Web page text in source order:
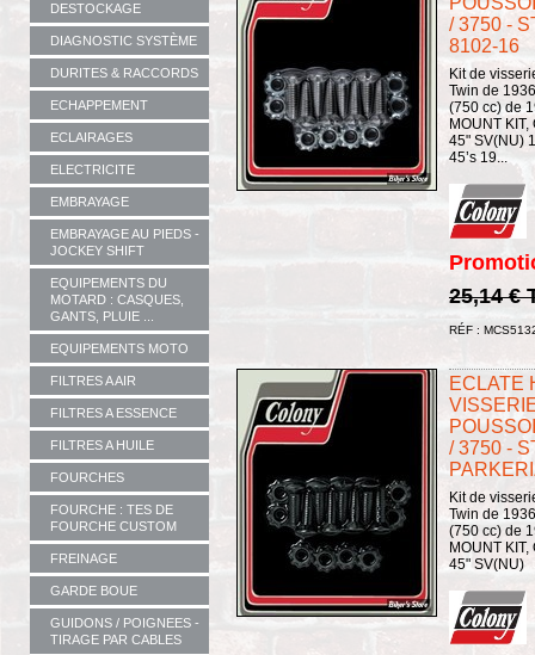
DESTOCKAGE
DIAGNOSTIC SYSTÈME
DURITES & RACCORDS
ECHAPPEMENT
ECLAIRAGES
ELECTRICITE
EMBRAYAGE
EMBRAYAGE AU PIEDS -
JOCKEY SHIFT
EQUIPEMENTS DU
MOTARD : CASQUES,
GANTS, PLUIE ...
EQUIPEMENTS MOTO
FILTRES A AIR
FILTRES A ESSENCE
FILTRES A HUILE
FOURCHES
FOURCHE : TES DE
FOURCHE CUSTOM
FREINAGE
GARDE BOUE
GUIDONS / POIGNEES -
TIRAGE PAR CABLES
/ 3750 -
8102-16
Kit de
Twin de
(750 cc) de
MOUNT
45" SV(NU)
45’s 19...
25,14 €
RÉF :
ECLATE
/ 3750 -
Kit de
Twin de
(750 cc) de
MOUNT
45" SV(NU)